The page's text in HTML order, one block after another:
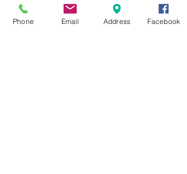
Phone Email Address Facebook